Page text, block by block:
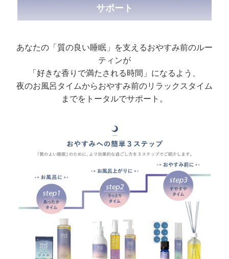
サポート
あなたの「質の良い睡眠」を支えるおやすみ前のルー
ティンが
「好きな香りで満たされる時間」になるよう、
夜のお風呂タイムからおやすみ前のリラックスタイム
までをトータルでサポート。